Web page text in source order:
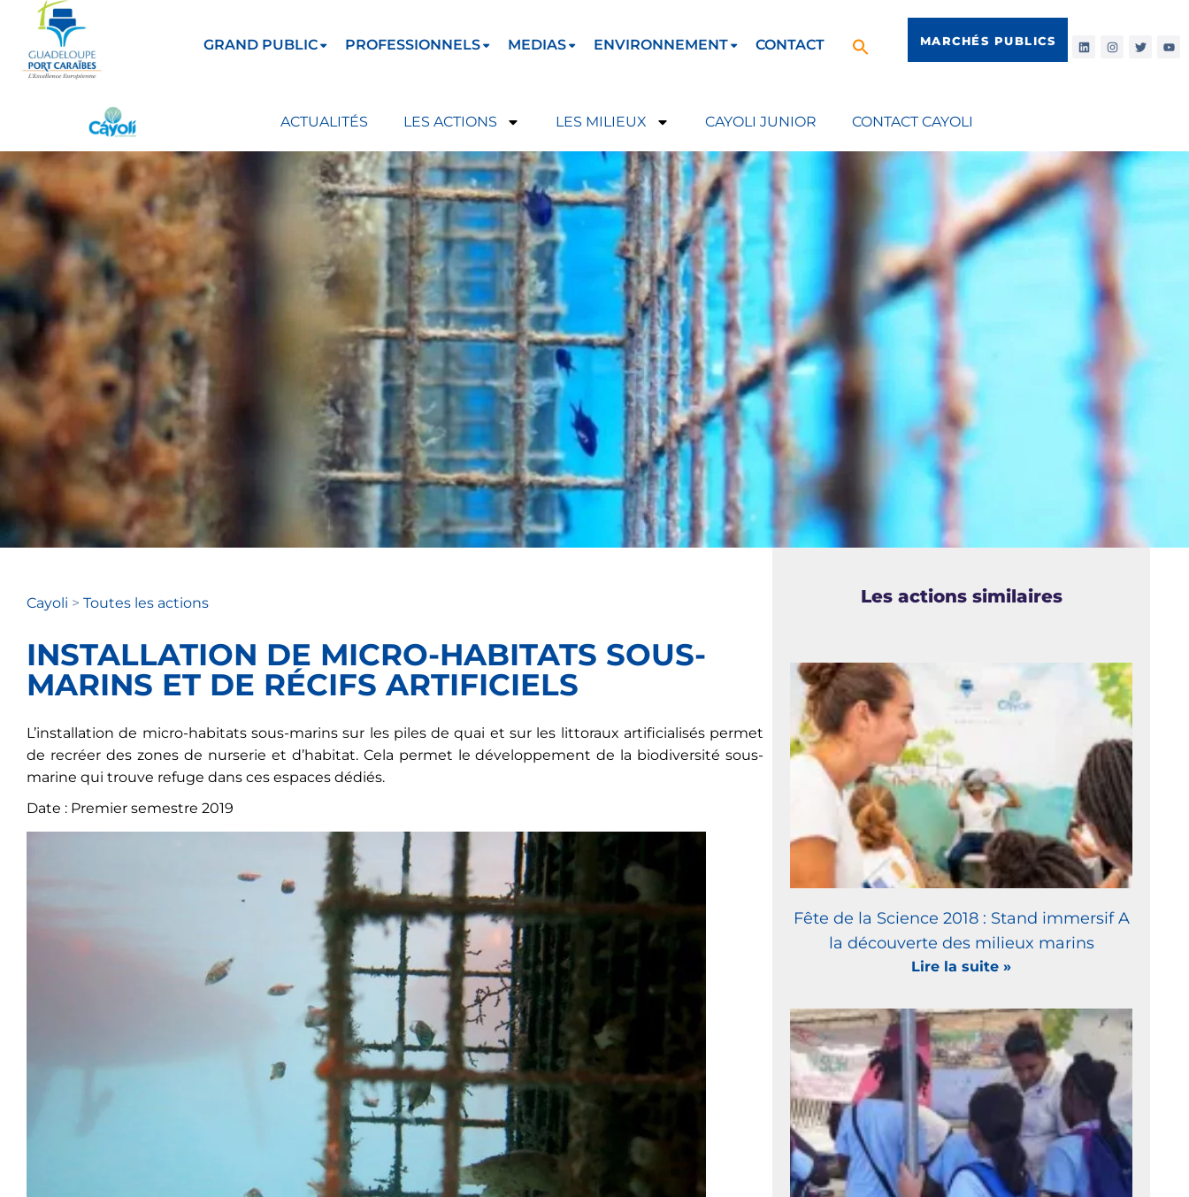
GRAND PUBLIC PROFESSIONNELS MEDIAS ENVIRONNEMENT CONTACT MARCHÉS PUBLICS
ACTUALITÉS LES ACTIONS LES MILIEUX CAYOLI JUNIOR CONTACT CAYOLI
Cayoli > Toutes les actions
INSTALLATION DE MICRO-HABITATS SOUS-
MARINS ET DE RÉCIFS ARTIFICIELS
L’installation de micro-habitats sous-marins sur les piles de quai et sur les littoraux artificialisés permet
de recréer des zones de nurserie et d’habitat. Cela permet le développement de la biodiversité sous-
marine qui trouve refuge dans ces espaces dédiés.
Date : Premier semestre 2019
Les actions similaires
Fête de la Science 2018 : Stand immersif A
la découverte des milieux marins
Lire la suite »